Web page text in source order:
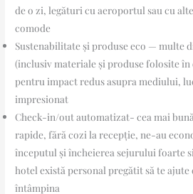
de o zi, legături cu aeroportul sau cu
comode
Sustenabilitate și produse eco — multe
(inclusiv materiale și produse folosite în
pentru impact redus asupra mediului,
impresionat
Check-in/out automatizat- cea mai
rapide, fără cozi la recepție, ne-au
începutul și încheierea sejurului foarte
hotel există personal pregătit să te
întâmpina